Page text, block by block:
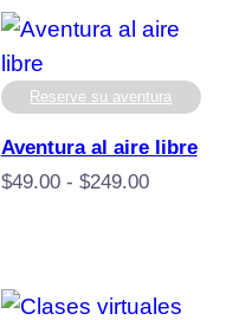
Reserve su aventura
Aventura al aire libre
$49.00 - $249.00Rango
$49.00